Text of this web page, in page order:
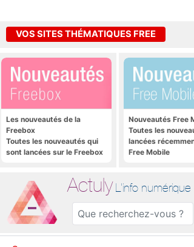
VOS SITES THÉMATIQUES FREE
Les nouveautés de la
Freebox
Toutes les nouveautés qui
sont lancées sur le Freebox
Nouveautés Free
Toutes les
lancées
Free Mobile
Actuly L'info numérique